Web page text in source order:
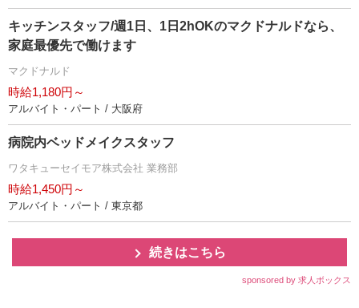
キッチンスタッフ/週1日、1日2hOKのマクドナルドなら、
家庭最優先で働けます
マクドナルド
時給1,180円～
アルバイト・パート / 大阪府
病院内ベッドメイクスタッフ
ワタキューセイモア株式会社 業務部
時給1,450円～
アルバイト・パート / 東京都
続きはこちら
sponsored by 求人ボックス